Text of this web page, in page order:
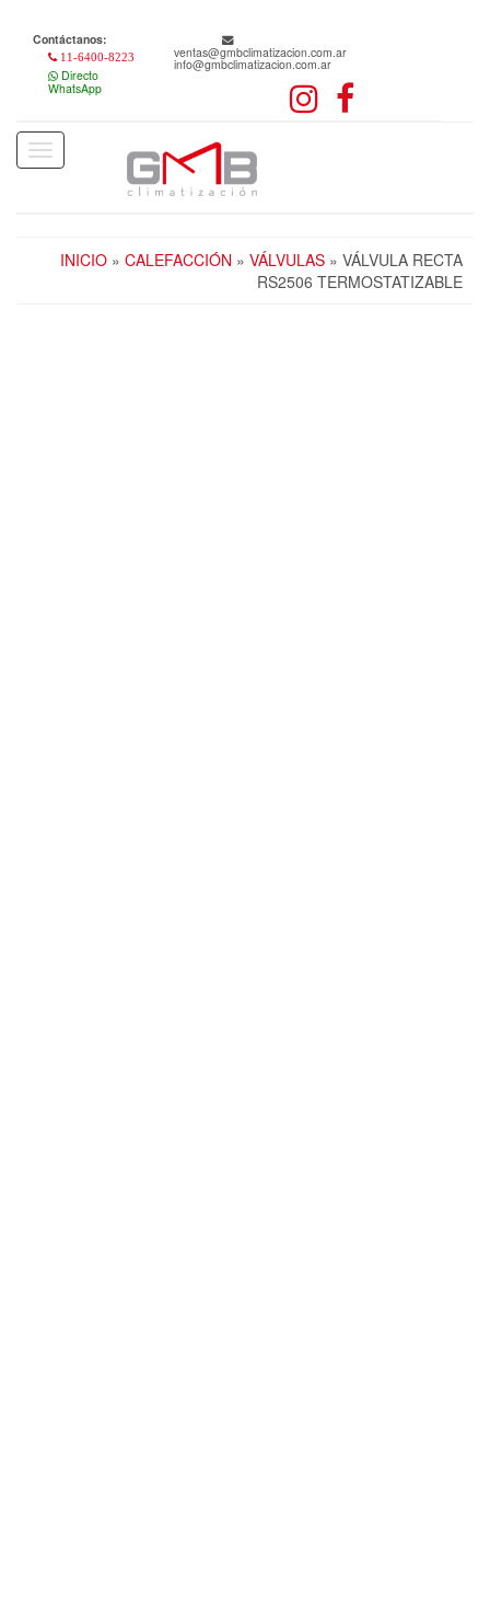
content
Contáctanos:
11-6400-8223
Directo
WhatsApp
ventas@gmbclimatizacion.com.ar
info@gmbclimatizacion.com.ar
Toggle
navigation
INICIO » CALEFACCIÓN » VÁLVULAS » VÁLVULA RECTA
RS2506 TERMOSTATIZABLE